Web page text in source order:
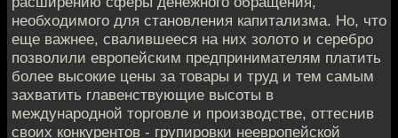
необходимого для становления капитализма. Но, что
еще важнее, свалившееся на них золото и серебро
позволили европейским предпринимателям платить
более высокие цены за товары и труд и тем самым
захватить главенствующие высоты в
международной торговле и производстве, оттеснив
своих конкурентов - групировки неевропейской